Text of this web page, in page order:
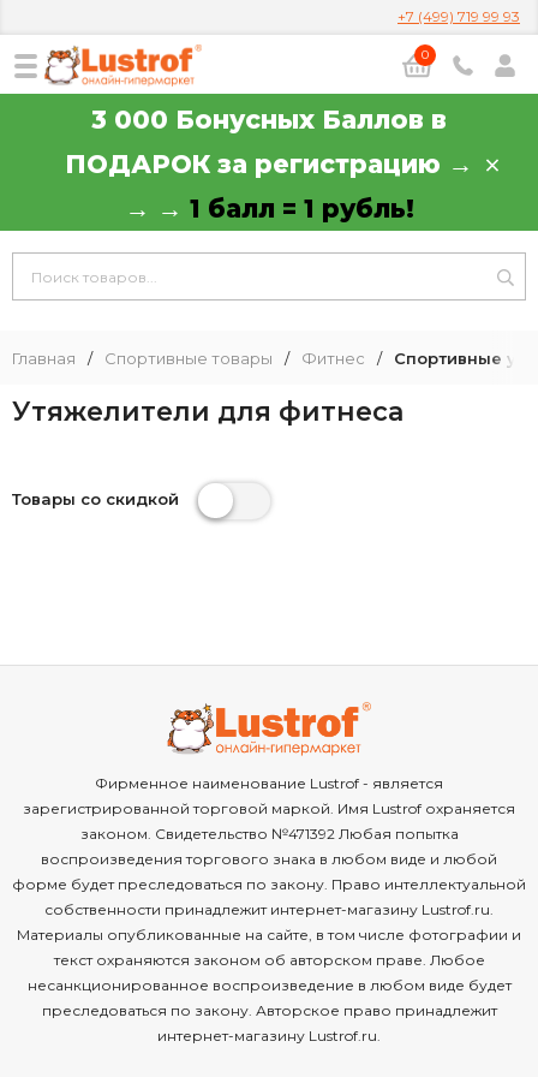
+7 (499) 719 99 93
0
3 000 Бонусных Баллов в
ПОДАРОК за регистрацию →
→ → 1 балл = 1 рубль!
Главная / Спортивные товары / Фитнес / Спортивные
Утяжелители для фитнеса
Товары со скидкой
Фирменное наименование Lustrof - является
зарегистрированной торговой маркой. Имя Lustrof охраняется
законом. Свидетельство №471392 Любая попытка
воспроизведения торгового знака в любом виде и любой
форме будет преследоваться по закону. Право интеллектуальной
собственности принадлежит интернет-магазину Lustrof.ru.
Материалы опубликованные на сайте, в том числе фотографии и
текст охраняются законом об авторском праве. Любое
несанкционированное воспроизведение в любом виде будет
преследоваться по закону. Авторское право принадлежит
интернет-магазину Lustrof.ru.